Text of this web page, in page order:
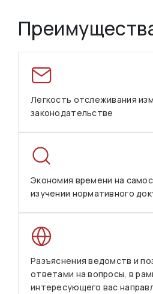
Легкость отслеживания
законодательстве
Экономия времени на
изучении нормативного
Разъяснения ведомств и
ответами на вопросы, в
интересующего вас